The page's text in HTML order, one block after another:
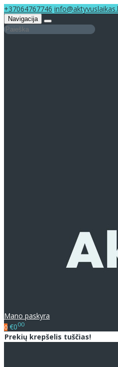
+37064767746
Navigacija
Mano paskyra
0 €000
Prekių krepšelis tuščias!